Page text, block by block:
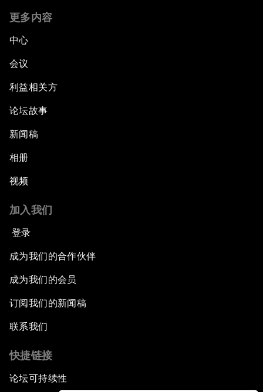
更多内容
中心
会议
利益相关方
论坛故事
新闻稿
相册
视频
加入我们
登录
成为我们的合作伙伴
成为我们的会员
订阅我们的新闻稿
联系我们
快捷链接
论坛可持续性